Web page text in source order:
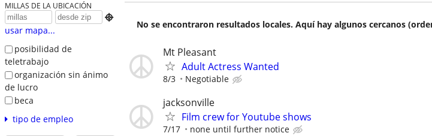
MILLAS DE LA UBICACIÓN

usar mapa...
posibilidad de
teletrabajo
organización sin ánimo
de lucro
beca
tipo de empleo
No se encontraron resultados locales. Aquí hay algunos cercanos
Mt Pleasant
Adult Actress Wanted
8/3 Negotiable
jacksonville
Film crew for Youtube shows
7/17 none until further notice